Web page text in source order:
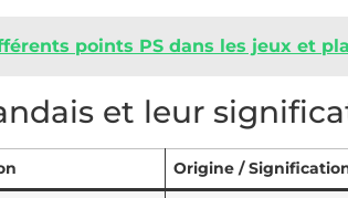
points PS dans les jeux et
et leur
Origine /